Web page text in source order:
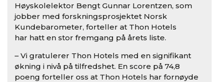
Høyskolelektor Bengt Gunnar Lorentzen, som
jobber med forskningsprosjektet Norsk
Kundebarometer, forteller at Thon Hotels
har hatt en stor fremgang på årets liste.
– Vi gratulerer Thon Hotels med en signifikant
økning i nivå på tilfredshet. En score på 74,8
poeng forteller oss at Thon Hotels har fornøyde